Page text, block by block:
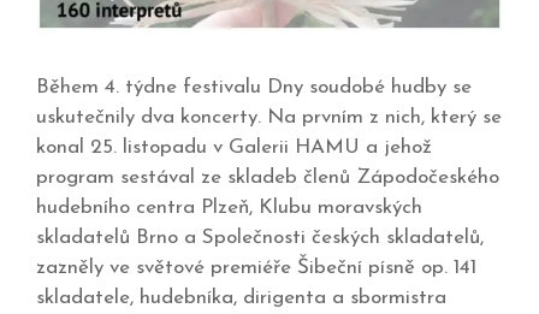
Během 4. týdne festivalu Dny soudobé hudby se
uskutečnily dva koncerty. Na prvním z nich, který se
konal 25. listopadu v Galerii HAMU a jehož
program sestával ze skladeb členů Zápodočeského
hudebního centra Plzeň, Klubu moravských
skladatelů Brno a Společnosti českých skladatelů,
zazněly ve světové premiéře Šibeční písně op. 141
skladatele, hudebníka, dirigenta a sbormistra